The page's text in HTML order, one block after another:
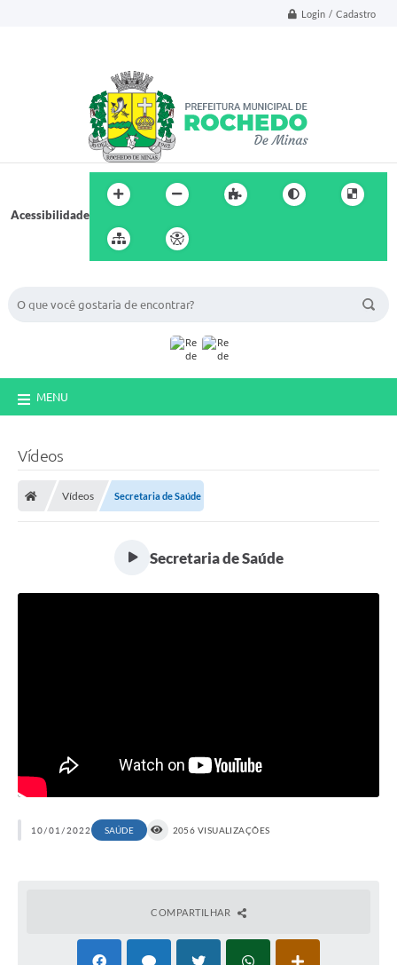
Login / Cadastro
Acessibilidade
MENU
Vídeos
Vídeos Secretaria de Saúde
Secretaria de Saúde
10/01/2022 SAÚDE 2056 VISUALIZAÇÕES
COMPARTILHAR